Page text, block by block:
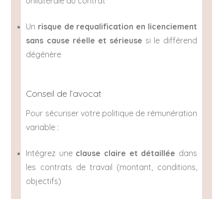
Un risque de requalification en licenciement
sans cause réelle et sérieuse si le différend
dégénère
Conseil de l’avocat
Pour sécuriser votre politique de rémunération
variable :
Intégrez une clause claire et détaillée dans
les contrats de travail (montant, conditions,
objectifs)